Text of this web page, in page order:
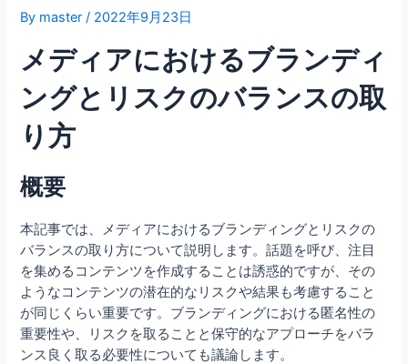
By master / 2022年9月23日
メディアにおけるブランディ
ングとリスクのバランスの取
り方
概要
本記事では、メディアにおけるブランディングとリスクの
バランスの取り方について説明します。話題を呼び、注目
を集めるコンテンツを作成することは誘惑的ですが、その
ようなコンテンツの潜在的なリスクや結果も考慮すること
が同じくらい重要です。ブランディングにおける匿名性の
重要性や、リスクを取ることと保守的なアプローチをバラ
ンス良く取る必要性についても議論します。